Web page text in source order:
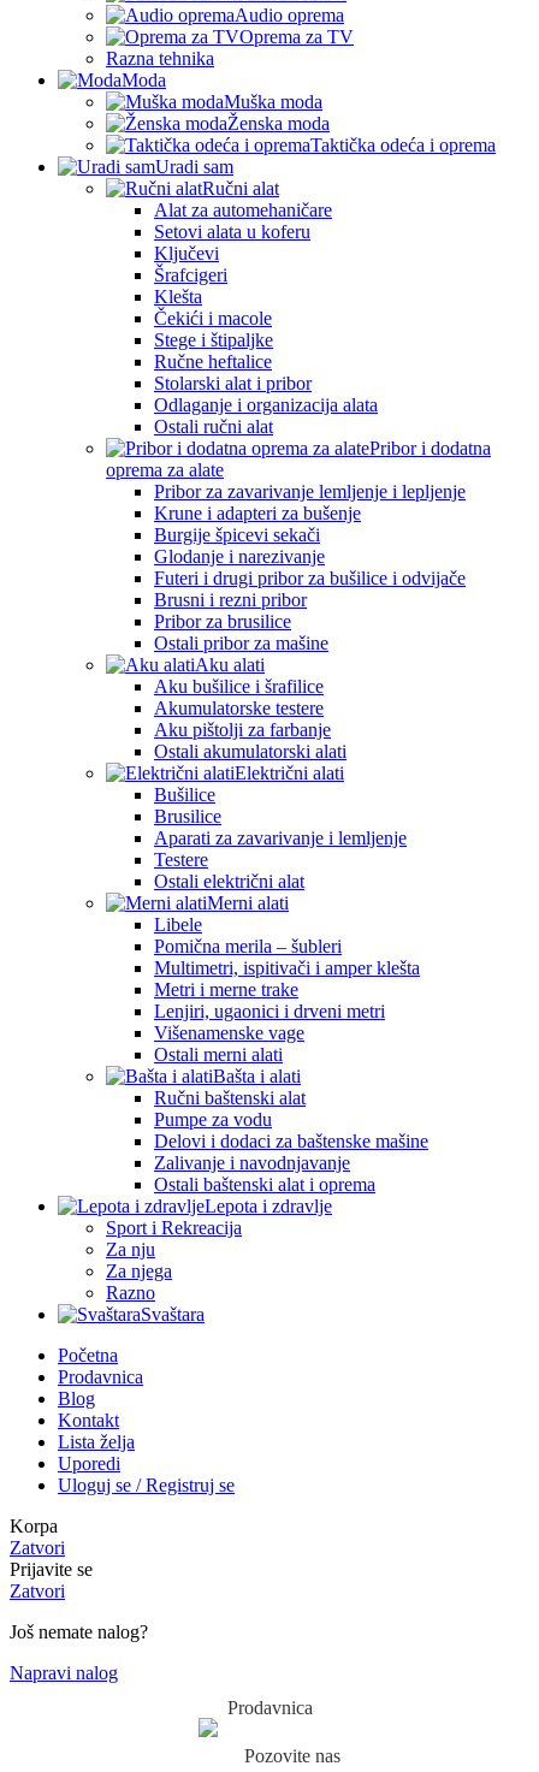
Audio oprema
Oprema za TV
Razna tehnika
Moda
Muška moda
Ženska moda
Taktička odeća i oprema
Uradi sam
Ručni alat
Alat za automehaničare
Setovi alata u koferu
Ključevi
Šrafcigeri
Klešta
Čekići i macole
Stege i štipaljke
Ručne heftalice
Stolarski alat i pribor
Odlaganje i organizacija alata
Ostali ručni alat
Pribor i dodatna
oprema za alate
Pribor za zavarivanje lemljenje i lepljenje
Krune i adapteri za bušenje
Burgije špicevi sekači
Glodanje i narezivanje
Futeri i drugi pribor za bušilice i odvijače
Brusni i rezni pribor
Pribor za brusilice
Ostali pribor za mašine
Aku alati
Aku bušilice i šrafilice
Akumulatorske testere
Aku pištolji za farbanje
Ostali akumulatorski alati
Električni alati
Bušilice
Brusilice
Aparati za zavarivanje i lemljenje
Testere
Ostali električni alat
Merni alati
Libele
Pomična merila – šubleri
Multimetri, ispitivači i amper klešta
Metri i merne trake
Lenjiri, ugaonici i drveni metri
Višenamenske vage
Ostali merni alati
Bašta i alati
Ručni baštenski alat
Pumpe za vodu
Delovi i dodaci za baštenske mašine
Zalivanje i navodnjavanje
Ostali baštenski alat i oprema
Lepota i zdravlje
Sport i Rekreacija
Za nju
Za njega
Razno
Svaštara
Početna
Prodavnica
Blog
Kontakt
Lista želja
Uporedi
Uloguj se / Registruj se
Korpa
Zatvori
Prijavite se
Zatvori
Još nemate nalog?
Napravi nalog
Prodavnica
Pozovite nas